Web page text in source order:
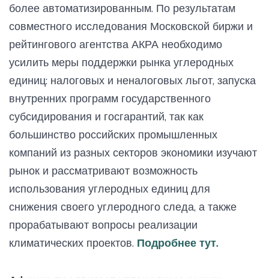
более автоматизированным. По результатам
совместного исследования Московской биржи и
рейтингового агентства АКРА необходимо
усилить меры поддержки рынка углеродных
единиц: налоговых и неналоговых льгот, запуска
внутренних программ государственного
субсидирования и госгарантий, так как
большинство российских промышленных
компаний из разных секторов экономики изучают
рынок и рассматривают возможность
использования углеродных единиц для
снижения своего углеродного следа, а также
прорабатывают вопросы реализации
климатических проектов. Подробнее тут.